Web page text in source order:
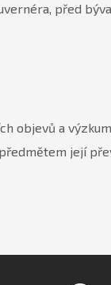
před
objevů a
její